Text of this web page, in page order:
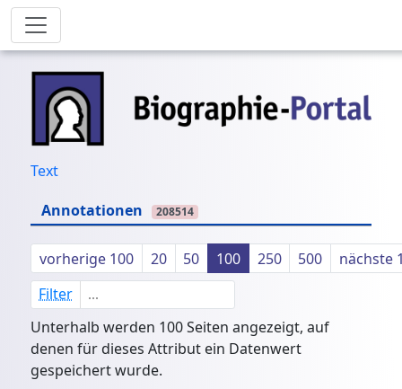
Text
Annotationen
208514
vorherige 100 20 50 100 250 500
nächste
Filter
Unterhalb werden 100 Seiten angezeigt, auf
denen für dieses Attribut ein Datenwert
gespeichert wurde.